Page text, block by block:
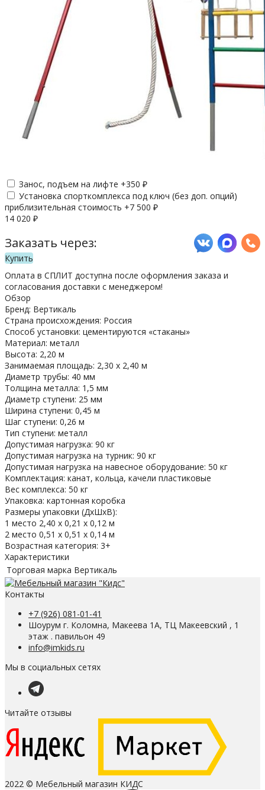
Занос, подъем на лифте +350 ₽
Установка спорткомплекса под ключ (без доп. опций)
приблизительная стоимость +7 500 ₽
14 020 ₽
Заказать через:
Купить
Оплата в СПЛИТ доступна после оформления заказа и
согласования доставки с менеджером!
Обзор
Бренд: Вертикаль
Страна происхождения: Россия
Способ установки: цементируются «стаканы»
Материал: металл
Высота: 2,20 м
Занимаемая площадь: 2,30 х 2,40 м
Диаметр трубы: 40 мм
Толщина металла: 1,5 мм
Диаметр ступени: 25 мм
Ширина ступени: 0,45 м
Шаг ступени: 0,26 м
Тип ступени: металл
Допустимая нагрузка: 90 кг
Допустимая нагрузка на турник: 90 кг
Допустимая нагрузка на навесное оборудование: 50 кг
Комплектация: канат, кольца, качели пластиковые
Вес комплекса: 50 кг
Упаковка: картонная коробка
Размеры упаковки (ДхШхВ):
1 место 2,40 х 0,21 х 0,12 м
2 место 0,51 х 0,51 х 0,14 м
Возрастная категория: 3+
Характеристики
Торговая марка Вертикаль
Контакты
+7 (926) 081-01-41
Шоурум г. Коломна, Макеева 1А, ТЦ Макеевский , 1
этаж . павильон 49
info@imkids.ru
Мы в социальных сетях
Читайте отзывы
2022 © Мебельный магазин КИДС